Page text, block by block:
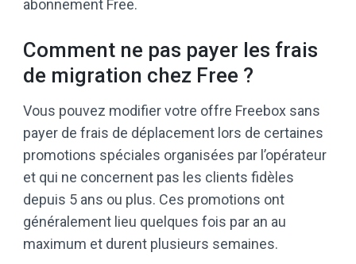
abonnement Free.
Comment ne pas payer les frais
de migration chez Free ?
Vous pouvez modifier votre offre Freebox sans
payer de frais de déplacement lors de certaines
promotions spéciales organisées par l’opérateur
et qui ne concernent pas les clients fidèles
depuis 5 ans ou plus. Ces promotions ont
généralement lieu quelques fois par an au
maximum et durent plusieurs semaines.